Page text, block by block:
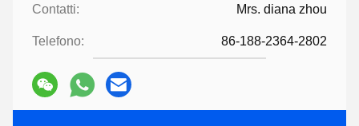
Contatti: Mrs. diana zhou
Telefono: 86-188-2364-2802